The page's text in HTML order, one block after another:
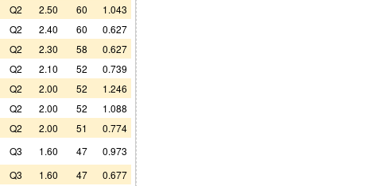
Q2 2.50 60 1.043
Q2 2.40 60 0.627
Q2 2.30 58 0.627
Q2 2.10 52 0.739
Q2 2.00 52 1.246
Q2 2.00 52 1.088
Q2 2.00 51 0.774
Q3 1.60 47 0.973
Q3 1.60 47 0.677